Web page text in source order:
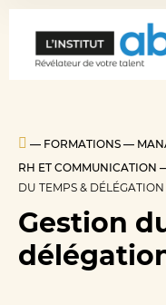
— FORMATIONS —
RH ET COMMUNICATION
DU TEMPS & DÉLÉGATION
Gestion